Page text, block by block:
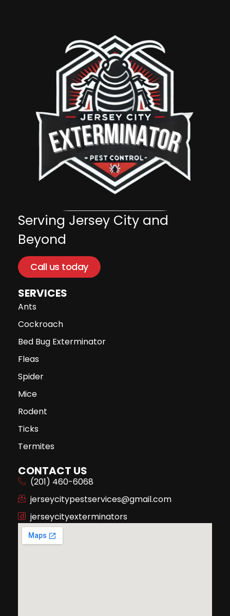
Serving Jersey City and
Beyond
Call us today
SERVICES
Ants
Cockroach
Bed Bug Exterminator
Fleas
Spider
Mice
Rodent
Ticks
Termites
CONTACT US
(201) 460-6068
jerseycitypestservices@gmail.com
jerseycityexterminators